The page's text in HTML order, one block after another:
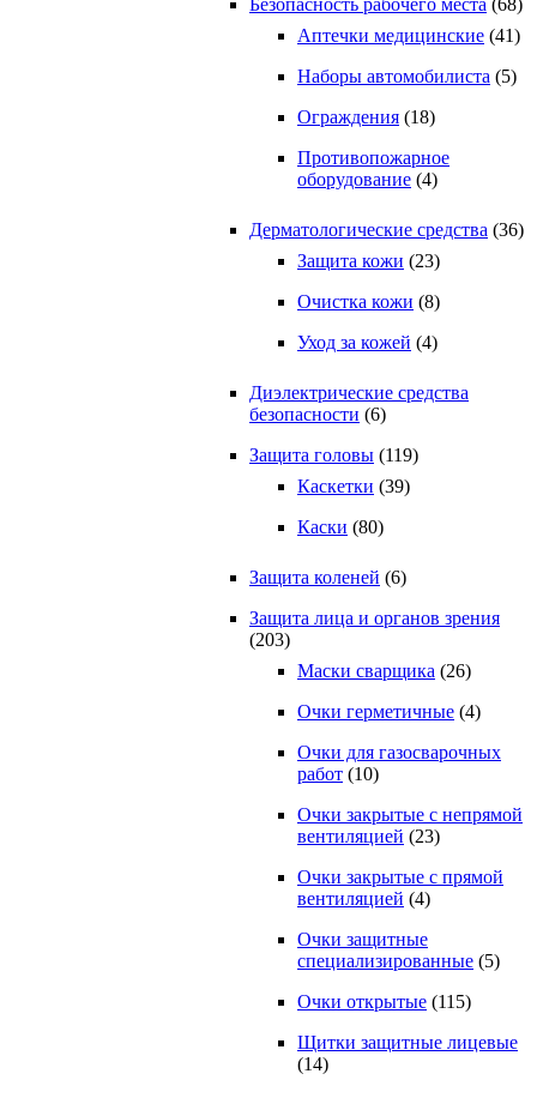
Аптечки медицинские (41)
Наборы автомобилиста (5)
Ограждения (18)
Противопожарное
оборудование (4)
Дерматологические средства (36)
Защита кожи (23)
Очистка кожи (8)
Уход за кожей (4)
Диэлектрические средства
безопасности (6)
Защита головы (119)
Каскетки (39)
Каски (80)
Защита коленей (6)
Защита лица и органов зрения
(203)
Маски сварщика (26)
Очки герметичные (4)
Очки для газосварочных
работ (10)
Очки закрытые с непрямой
вентиляцией (23)
Очки закрытые с прямой
вентиляцией (4)
Очки защитные
специализированные (5)
Очки открытые (115)
Щитки защитные лицевые
(14)